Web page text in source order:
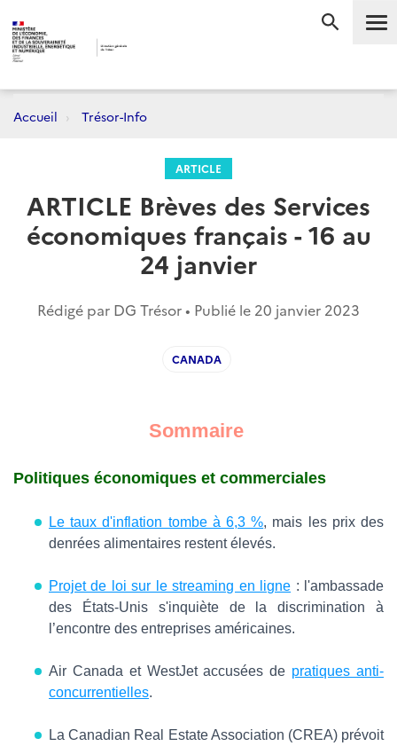
Accueil Trésor-Info
ARTICLE
ARTICLE Brèves des Services
économiques français - 16 au
24 janvier
Rédigé par DG Trésor • Publié le 20 janvier 2023
CANADA
Sommaire
Politiques économiques et commerciales
Le taux d'inflation tombe à 6,3 %, mais les prix des
denrées alimentaires restent élevés.
Projet de loi sur le streaming en ligne : l'ambassade
des États-Unis s'inquiète de la discrimination à
l’encontre des entreprises américaines.
Air Canada et WestJet accusées de pratiques anti-
concurrentielles.
La Canadian Real Estate Association (CREA) prévoit